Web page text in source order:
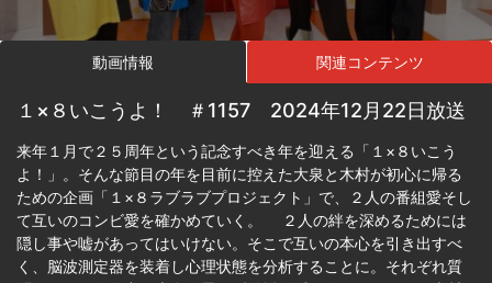
動画情報 関連コンテンツ
１×８いこうよ！ ＃1157 2024年12月22日放送
来年１月で２５周年という記念すべき年を迎える「１×８いこう
よ！」。そんな節目の年を目前に控えた大泉と木村が初心に帰る
ための企画「１×８ラブラブプロジェクト」で、２人の番組愛そし
て互いのコンビ愛を確かめていく。 ２人の絆を深めるためには
隠し事や嘘があってはいけない。そこで互いの本心を引き出すべ
く、脳波測定器を装着し心理状態を分析することに。それぞれ質